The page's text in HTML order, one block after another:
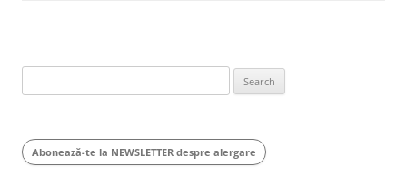
for:
Abonează-te la NEWSLETTER despre alergare